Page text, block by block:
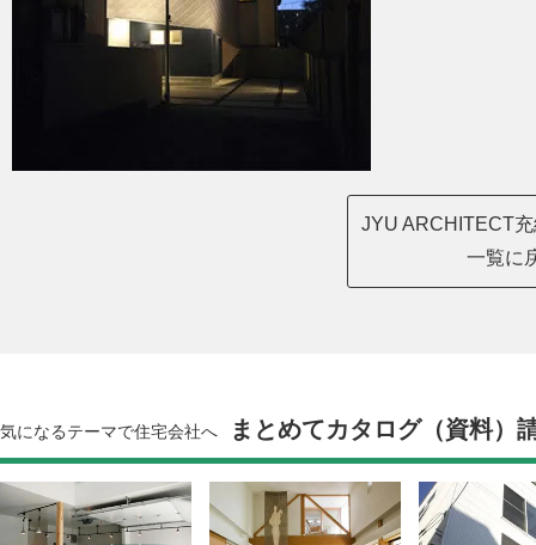
JYU ARCHITECT
一覧に
気になるテーマで住宅会社へ まとめてカタログ（資料）